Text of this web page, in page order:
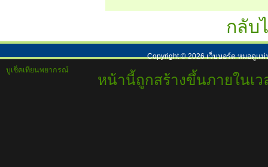
กลับ
Copyright ©2026เว็บบอร์ด หมอดูแม่
บูเช็คเทียนพยากรณ์
หน้านี้ถูกสร้างขึ้นภายในเว